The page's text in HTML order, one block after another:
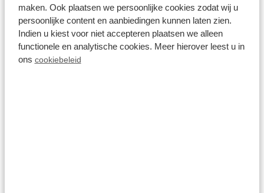
maken. Ook plaatsen we persoonlijke cookies zodat wij u
persoonlijke content en aanbiedingen kunnen laten zien.
Indien u kiest voor niet accepteren plaatsen we alleen
functionele en analytische cookies. Meer hierover leest u in
ons cookiebeleid
Wann ist eine Bewertung
verifiziert?
Eine Bewertung wird als verifiziert bezeichnet, wenn